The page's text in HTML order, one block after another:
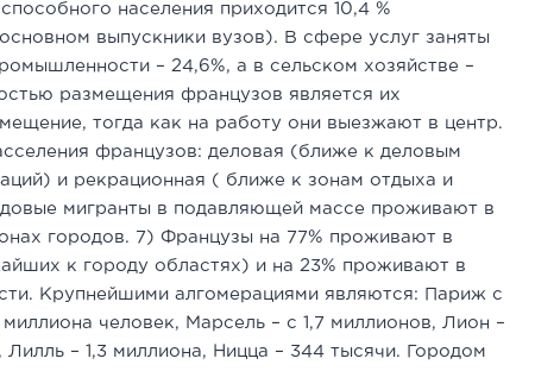
населения приходится 10,4 %
выпускники вузов). В сфере услуг заняты
– 24,6%, а в сельском хозяйстве –
размещения французов является их
тогда как на работу они выезжают в центр.
французов: деловая (ближе к деловым
и рекрационная ( ближе к зонам отдыха и
мигранты в подавляющей массе проживают в
городов. 7) Французы на 77% проживают в
к городу областях) и на 23% проживают в
Крупнейшими алгомерациями являются: Париж с
человек, Марсель – с 1,7 миллионов, Лион –
Лилль – 1,3 миллиона, Ницца – 344 тысячи. Городом